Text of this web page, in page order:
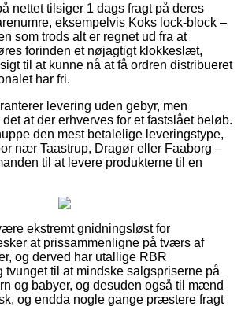
nettet tilsiger 1 dags fragt på deres
eksempelvis Koks lock-block –
som trods alt er regnet ud fra at
forinden et nøjagtigt klokkeslæt,
til at kunne nå at få ordren distribueret
har fri.
levering uden gebyr, men
at der erhverves for et fastslået beløb.
den mest betalelige leveringstype,
nær Taastrup, Dragør eller Faaborg –
til at levere produkterne til en
ekstremt gnidningsløst for
at prissammenligne på tværs af
og derved har utallige RBR
tvunget til at mindske salgspriserne på
og babyer, og desuden også til mænd
og endda nogle gange præstere fragt